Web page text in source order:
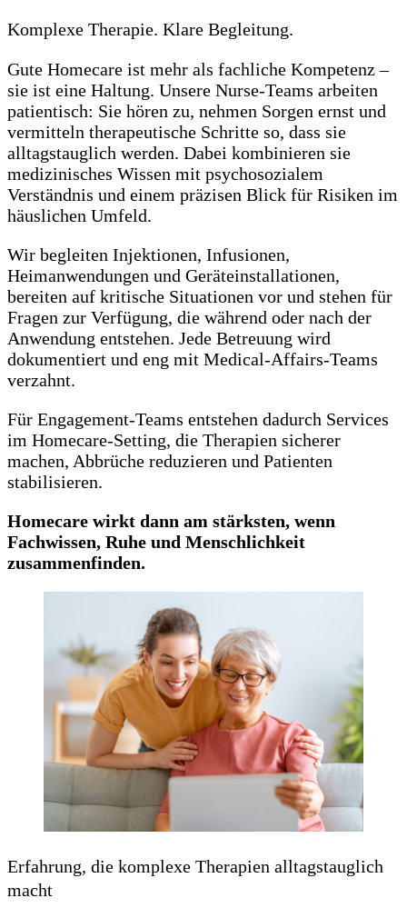
Komplexe Therapie. Klare Begleitung.
Gute Homecare ist mehr als fachliche Kompetenz –
sie ist eine Haltung. Unsere Nurse-Teams arbeiten
patientisch: Sie hören zu, nehmen Sorgen ernst und
vermitteln therapeutische Schritte so, dass sie
alltagstauglich werden. Dabei kombinieren sie
medizinisches Wissen mit psychosozialem
Verständnis und einem präzisen Blick für Risiken im
häuslichen Umfeld.
Wir begleiten Injektionen, Infusionen,
Heimanwendungen und Geräteinstallationen,
bereiten auf kritische Situationen vor und stehen für
Fragen zur Verfügung, die während oder nach der
Anwendung entstehen. Jede Betreuung wird
dokumentiert und eng mit Medical-Affairs-Teams
verzahnt.
Für Engagement-Teams entstehen dadurch Services
im Homecare-Setting, die Therapien sicherer
machen, Abbrüche reduzieren und Patienten
stabilisieren.
Homecare wirkt dann am stärksten, wenn
Fachwissen, Ruhe und Menschlichkeit
zusammenfinden.
Erfahrung, die komplexe Therapien alltagstauglich
macht